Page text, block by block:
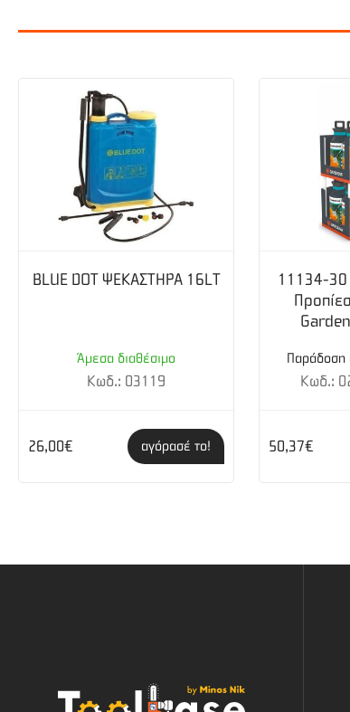
Μέγιστη πίεση: 40 bar
Μέγιστη παροχή: 20 lt/min
Είναι η ιδανική επιλογή για
BLUE DOT ΨΕΚΑΣΤΗΡΑ 16LT
Άμεσα διαθέσιμο
Κωδ.: 03119
26,00€ αγόρασέ το!
11134-30
Παράδοση
Κωδ.:
50,37€